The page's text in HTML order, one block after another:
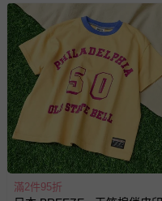
滿2件95折